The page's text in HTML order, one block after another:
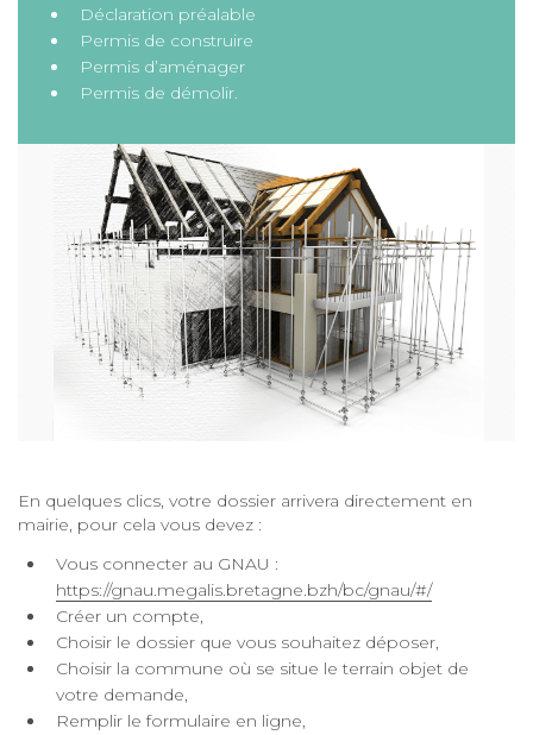
Déclaration préalable
Permis de construire
Permis d’aménager
Permis de démolir.
En quelques clics, votre dossier arrivera directement en
mairie, pour cela vous devez :
Vous connecter au GNAU :
https://gnau.megalis.bretagne.bzh/bc/gnau/#/
Créer un compte,
Choisir le dossier que vous souhaitez déposer,
Choisir la commune où se situe le terrain objet de
votre demande,
Remplir le formulaire en ligne,